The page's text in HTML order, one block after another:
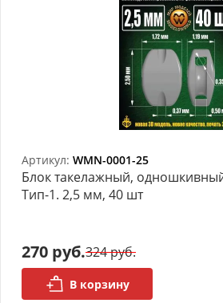
Материалы для моделизма
Литература для моделиста
Готовые модели
Специальные товары
Товары для школы
Органайзеры
Полки под краску
Артикул: WMN-0001-25
Блок такелажный,
Тип-1. 2,5 мм, 40 шт
270 руб.324 руб.
В корзину